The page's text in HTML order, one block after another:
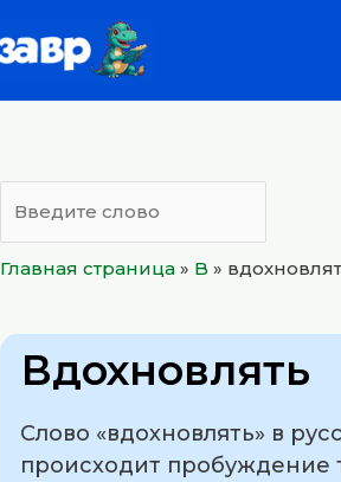
Главная страница » B »
Вдохновлять
Слово «вдохновлять» в
происходит пробуждение